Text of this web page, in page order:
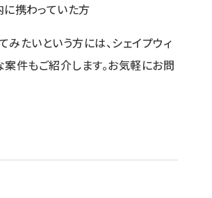
携わっていた方
たいという方には、シェイプウィ
件もご紹介します。お気軽にお問